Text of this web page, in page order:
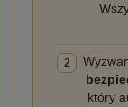
2
który